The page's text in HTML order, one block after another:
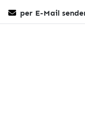
per E-Mail